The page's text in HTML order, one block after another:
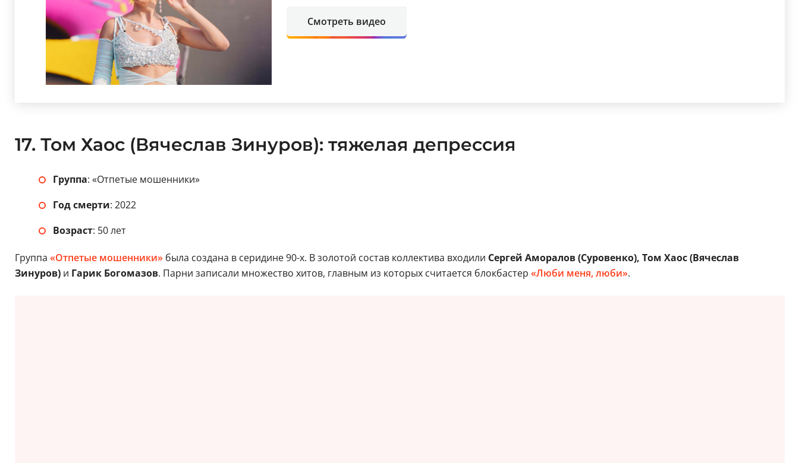
Смотреть видео
17. Том Хаос (Вячеслав Зинуров): тяжелая депрессия
Группа: «Отпетые мошенники»
Год смерти: 2022
Возраст: 50 лет
Группа «Отпетые мошенники»была создана в серидине 90-х. В золотой состав коллектива входили Сергей Аморалов (Суровенко), Том Хаос (Вячеслав
Зинуров)и Гарик Богомазов. Парни записали множество хитов, главным из которых считается блокбастер «Люби меня, люби».